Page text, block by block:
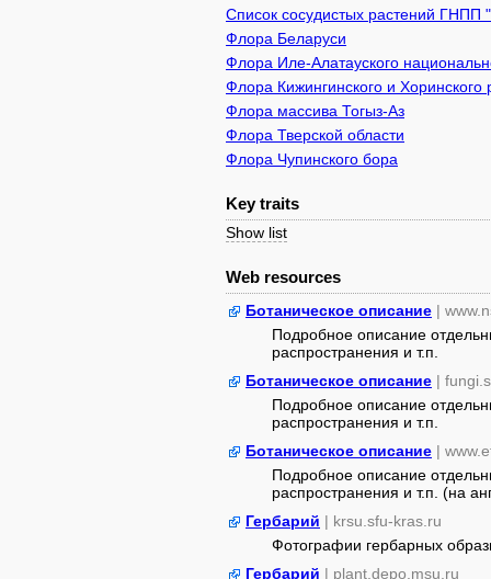
Список сосудистых растений ГНПП
Флора Беларуси
Флора Иле-Алатауского
Флора Кижингинского и Хоринского
Флора массива Тогыз-Аз
Флора Тверской области
Флора Чупинского бора
Key traits
Show list
Web resources
Ботаническое описание |
Подробное описание
распространения и т.п.
Ботаническое описание |
Подробное описание
распространения и т.п.
Ботаническое описание |
Подробное описание
распространения и т.п. (на
Гербарий | krsu.sfu-kras.ru
Фотографии гербарных
Гербарий | plant.depo.msu.ru